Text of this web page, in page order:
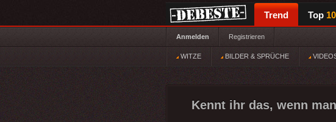
Trend Top
Anmelden Registrieren
WITZE BILDER & SPRÜCHE
Kennt ihr das, wenn